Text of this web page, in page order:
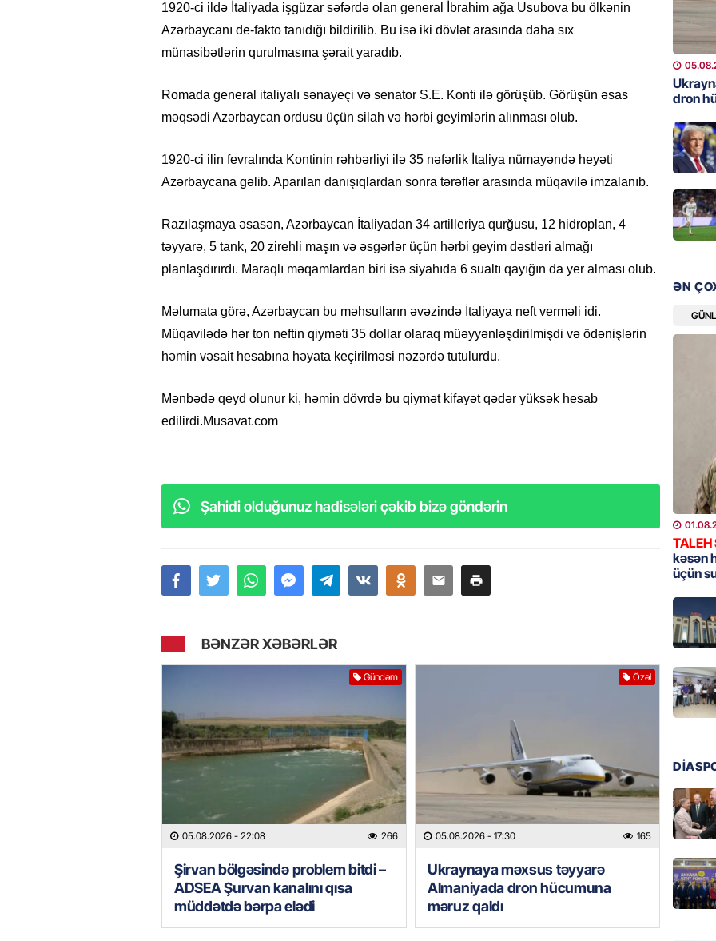
1920-ci ildə İtaliyada işgüzar səfərdə olan general İbrahim ağa Usubova bu ölkənin
Azərbaycanı de-fakto tanıdığı bildirilib. Bu isə iki dövlət arasında daha sıx
münasibətlərin qurulmasına şərait yaradıb.
Romada general italiyalı sənayeçi və senator S.E. Konti ilə görüşüb. Görüşün əsas
məqsədi Azərbaycan ordusu üçün silah və hərbi geyimlərin alınması olub.
1920-ci ilin fevralında Kontinin rəhbərliyi ilə 35 nəfərlik İtaliya nümayəndə heyəti
Azərbaycana gəlib. Aparılan danışıqlardan sonra tərəflər arasında müqavilə imzalanıb.
Razılaşmaya əsasən, Azərbaycan İtaliyadan 34 artilleriya qurğusu, 12 hidroplan, 4
təyyarə, 5 tank, 20 zirehli maşın və əsgərlər üçün hərbi geyim dəstləri almağı
planlaşdırırdı. Maraqlı məqamlardan biri isə siyahıda 6 sualtı qayığın da yer alması olub.
Məlumata görə, Azərbaycan bu məhsulların əvəzində İtaliyaya neft verməli idi.
Müqavilədə hər ton neftin qiyməti 35 dollar olaraq müəyyənləşdirilmişdi və ödənişlərin
həmin vəsait hesabına həyata keçirilməsi nəzərdə tutulurdu.
Mənbədə qeyd olunur ki, həmin dövrdə bu qiymət kifayət qədər yüksək hesab
edilirdi.Musavat.com
Şahidi olduğunuz hadisələri çəkib bizə göndərin
BƏNZƏR XƏBƏRLƏR
Gündəm
05.08.2026 - 22:08 266
Şirvan bölgəsində problem bitdi –
ADSEA Şurvan kanalını qısa
müddətdə bərpa elədi
Özəl
05.08.2026 - 17:30 165
Ukraynaya məxsus təyyarə
Almaniyada dron hücumuna
məruz qaldı
İDMAN
Bu
DÜNYA
GÜNDƏM
HADISƏ
söydü,
BANNER
BANNER
Hikmət
verməz
REKLAM
dron
ƏN
TALEH
kəsən
üçün